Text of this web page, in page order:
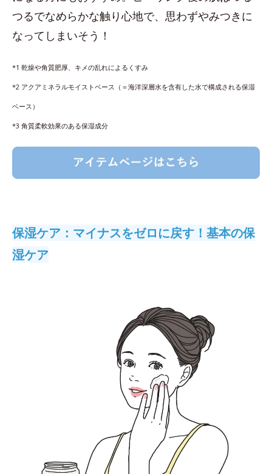
つるでなめらかな触り心地で、思わずやみつきに
なってしまいそう！
*1 乾燥や角質肥厚、キメの乱れによるくすみ
*2 アクアミネラルモイストベース（＝海洋深層水を含有した水で構成される保湿
ベース）
*3 角質柔軟効果のある保湿成分
保湿ケア：マイナスをゼロに戻す！基本の保
湿ケア